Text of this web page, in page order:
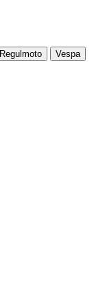
Regulmoto
Vespa